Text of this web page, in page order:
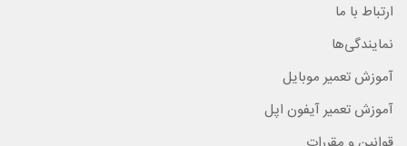
ارتباط با ما
نمایندگی‌ها
آموزش تعمیر موبایل
آموزش تعمیر آیفون اپل